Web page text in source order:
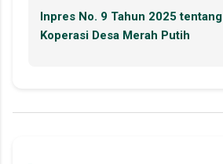
Inpres No. 9 Tahun 2025 tentang
Koperasi Desa Merah Putih